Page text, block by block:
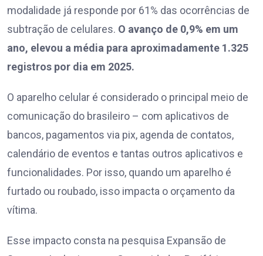
modalidade já responde por 61% das ocorrências de
subtração de celulares. O avanço de 0,9% em um
ano, elevou a média para aproximadamente 1.325
registros por dia em 2025.
O aparelho celular é considerado o principal meio de
comunicação do brasileiro – com aplicativos de
bancos, pagamentos via pix, agenda de contatos,
calendário de eventos e tantas outros aplicativos e
funcionalidades. Por isso, quando um aparelho é
furtado ou roubado, isso impacta o orçamento da
vítima.
Esse impacto consta na pesquisa Expansão de